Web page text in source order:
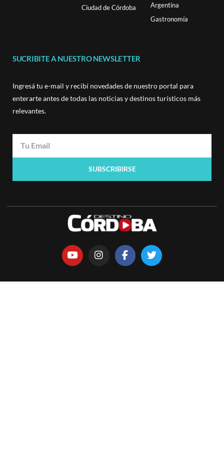
Ciudad de Córdoba
Argentina
Gastronomía
SUCRIBITE A NUESTRO NEWSLETTER
Ingresá tu e-mail y recibí novedades de nuestro portal para
enterarte antes de todas las noticias y destinos turísticos más
relevantes.
SUBSCRIBIRSE